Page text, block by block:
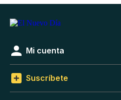
Mi cuenta
Suscríbete